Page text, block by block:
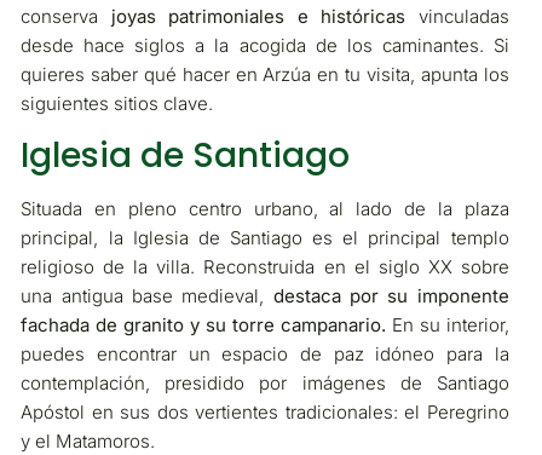
conserva joyas patrimoniales e históricas vinculadas
desde hace siglos a la acogida de los caminantes. Si
quieres saber qué hacer en Arzúa en tu visita, apunta los
siguientes sitios clave.
Iglesia de Santiago
Situada en pleno centro urbano, al lado de la plaza
principal, la Iglesia de Santiago es el principal templo
religioso de la villa. Reconstruida en el siglo XX sobre
una antigua base medieval, destaca por su imponente
fachada de granito y su torre campanario. En su interior,
puedes encontrar un espacio de paz idóneo para la
contemplación, presidido por imágenes de Santiago
Apóstol en sus dos vertientes tradicionales: el Peregrino
y el Matamoros.